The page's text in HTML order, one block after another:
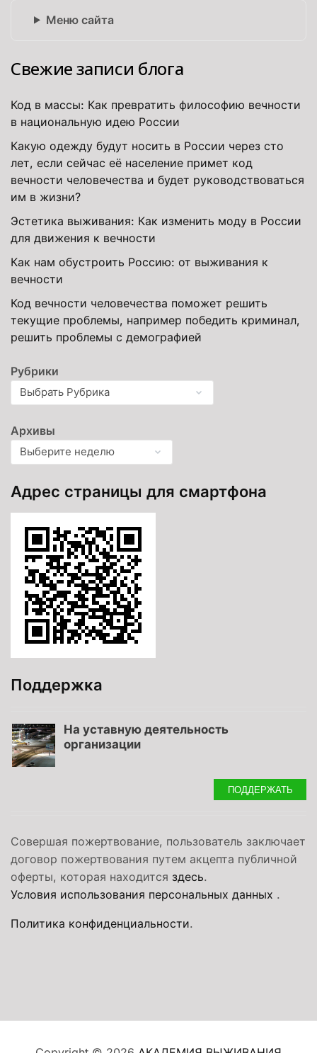
Меню сайта
Свежие записи блога
Код в массы: Как превратить философию вечности
в национальную идею России
Какую одежду будут носить в России через сто
лет, если сейчас её население примет код
вечности человечества и будет руководствоваться
им в жизни?
Эстетика выживания: Как изменить моду в России
для движения к вечности
Как нам обустроить Россию: от выживания к
вечности
Код вечности человечества поможет решить
текущие проблемы, например победить криминал,
решить проблемы с демографией
Рубрики
Архивы
Адрес страницы для смартфона
Поддержка
На уставную деятельность
организации
ПОДДЕРЖАТЬ
Совершая пожертвование, пользователь заключает
договор пожертвования путем акцепта публичной
оферты, которая находится здесь.
Условия использования персональных данных .
Политика конфиденциальности.